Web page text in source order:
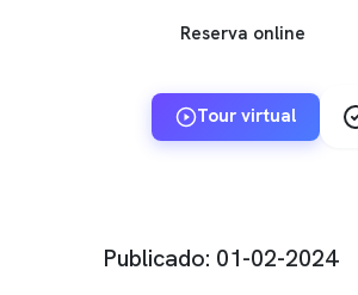
Reserva online
Tour virtual
Publicado: 01-02-2024